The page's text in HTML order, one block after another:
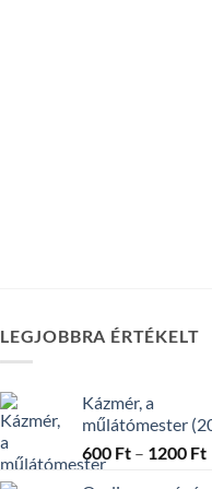
LEGJOBBRA ÉRTÉKELT
Kázmér, a
műlátómester
600 Ft – 1200 Ft